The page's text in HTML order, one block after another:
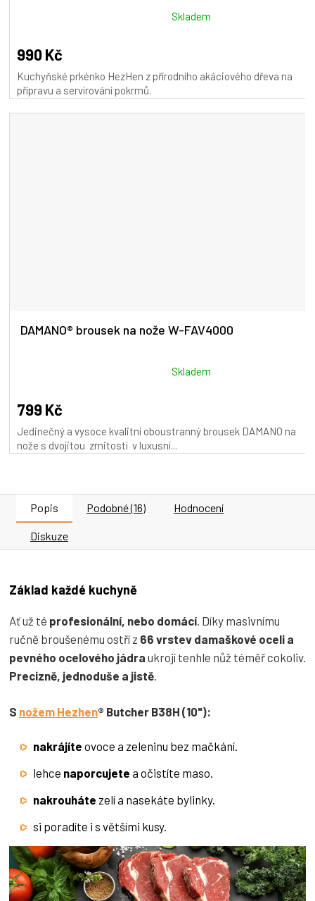
produktu
je
5,0
z
Skladem
990 Kč
Kuchyňské prkénko HezHen z přírodního akáciového dřeva na
přípravu a servírování pokrmů.
DAMANO® brousek na nože W-FAV4000
produktu
je
5,0
z
Skladem
799 Kč
Jedinečný a vysoce kvalitní oboustranný brousek DAMANO na
nože s dvojitou zrnitostí v luxusní...
Popis Podobné (16) Hodnocení
Diskuze
Základ každé kuchyně
Ať už té profesionální, nebo domácí . Díky masivnímu
ručně broušenému ostří z 66 vrstev damaškové oceli a
pevného ocelového jádra ukrojí tenhle nůž téměř cokoliv.
Precizně, jednoduše a jistě
S nožem Hezhen® Butcher B38H (10"):
nakrájíte ovoce a zeleninu bez mačkání.
lehce naporcujete a očistíte maso.
nakrouháte zelí a nasekáte bylinky.
si poradíte i s většími kusy.